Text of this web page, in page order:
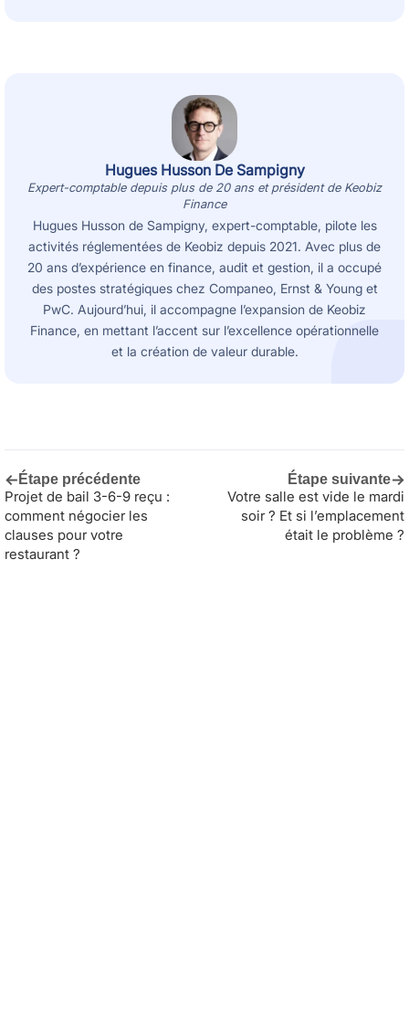
Hugues Husson De Sampigny
Expert-comptable depuis plus de 20 ans et président de Keobiz
Finance
Hugues Husson de Sampigny, expert-comptable, pilote les
activités réglementées de Keobiz depuis 2021. Avec plus de
20 ans d’expérience en finance, audit et gestion, il a occupé
des postes stratégiques chez Companeo, Ernst & Young et
PwC. Aujourd’hui, il accompagne l’expansion de Keobiz
Finance, en mettant l’accent sur l’excellence opérationnelle
et la création de valeur durable.
← Étape précédente
Projet de bail 3-6-9 reçu :
comment négocier les
clauses pour votre
restaurant ?
Étape suivante→
Votre salle est vide le mardi
soir ? Et si l’emplacement
était le problème ?